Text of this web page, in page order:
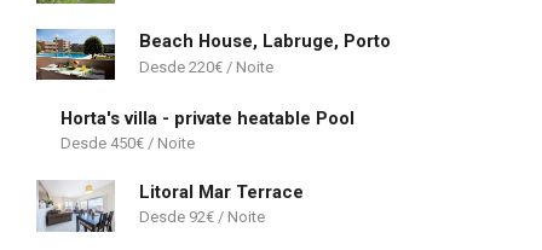
Beach House, Labruge, Porto
220€
Horta's villa - private heatable Pool
450€
Litoral Mar Terrace
92€